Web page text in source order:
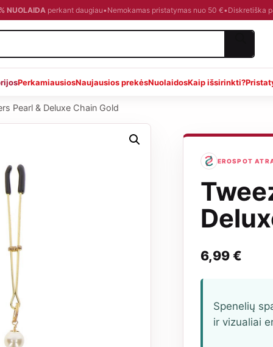
NUOLAIDA perkant daugiau• Nemokamas pristatymas nuo 50 €• Diskretiška
PerkamiausiosNaujausios prekėsNuolaidosKaip išsirinkti?
Pearl & Deluxe Chain Gold
EROSPOT
6,99€
Spenelių
ir vizualiai